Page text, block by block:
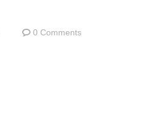
0 Comments